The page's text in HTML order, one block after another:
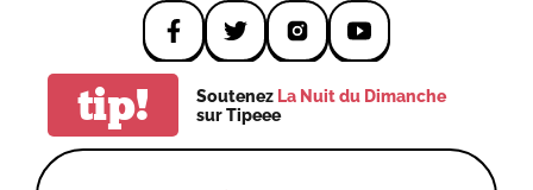
tip! Soutenez La Nuit du Dimanche
sur Tipeee